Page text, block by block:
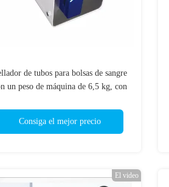
de tubos para bolsas de sangre
un peso de máquina de 6,5 kg, con
± 10 kHz para el sellado de tubos
de bolsas de sangre
Consiga el mejor precio
El video